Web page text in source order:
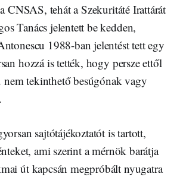
CNSAS, tehát a Szekuritáté Irattárát
Tanács jelentett be kedden,
1988-ban jelentést tett egy
hozzá is tették, hogy persze ettől
nem tekinthető besúgónak vagy
sajtótájékoztatót is tartott,
ami szerint a mérnök barátja
út kapcsán megpróbált nyugatra